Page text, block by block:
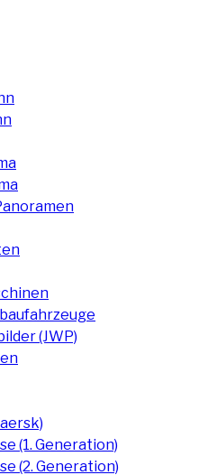
(JWP)
(1. Generation)
(2. Generation)